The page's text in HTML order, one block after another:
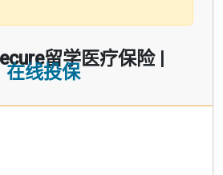
留学医疗保险 |
在线投保